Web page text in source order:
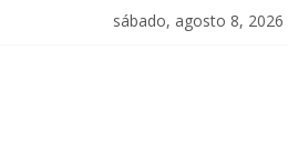
sábado, agosto 8, 2026